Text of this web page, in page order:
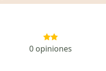
0 opiniones